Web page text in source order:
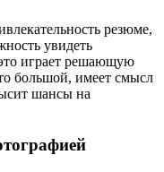
резюме,
увидеть
играет решающую
большой, имеет смысл
шансы на